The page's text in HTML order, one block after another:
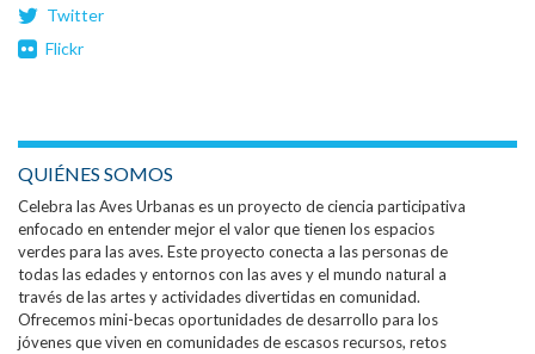
Twitter
Flickr
QUIÉNES SOMOS
Celebra las Aves Urbanas es un proyecto de ciencia participativa
enfocado en entender mejor el valor que tienen los espacios
verdes para las aves. Este proyecto conecta a las personas de
todas las edades y entornos con las aves y el mundo natural a
través de las artes y actividades divertidas en comunidad.
Ofrecemos mini-becas oportunidades de desarrollo para los
jóvenes que viven en comunidades de escasos recursos, retos